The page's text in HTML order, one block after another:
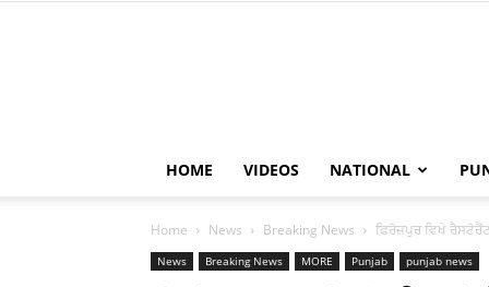
HOME VIDEOS NATIONAL
Home News Breaking News ਫਿਰੋਜ਼ਪੁਰ ਵਿਖੇ
News Breaking News MORE Punjab punjab news